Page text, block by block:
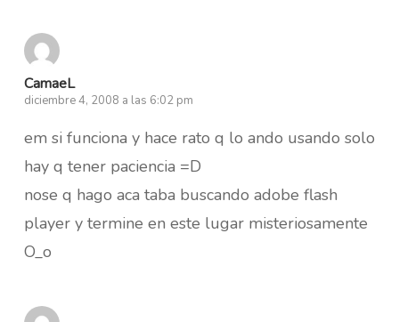
CamaeL
diciembre 4, 2008 a las 6:02 pm
em si funciona y hace rato q lo ando usando solo
hay q tener paciencia =D
nose q hago aca taba buscando adobe flash
player y termine en este lugar misteriosamente
O_o